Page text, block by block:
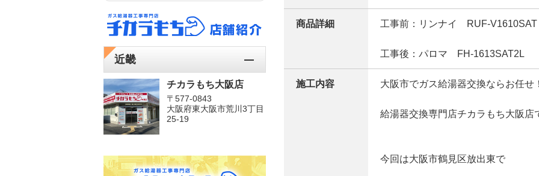
商品詳細 工事前：リンナイ RUF-V1610SAT
工事後：パロマ FH-1613SAT2L
施工内容 大阪市でガス給湯器交換ならお任せ
給湯器交換専門店チカラもち大阪店
今回は大阪市鶴見区放出東で
近畿
チカラもち大阪店
〒577-0843
大阪府東大阪市荒川3丁目
25-19